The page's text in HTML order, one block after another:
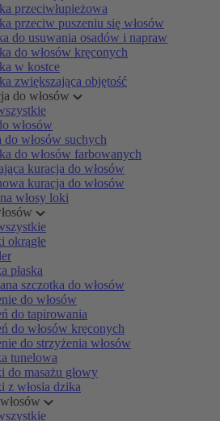
przeciwłupieżowa
przeciw puszeniu się włosów
do usuwania osadów i napraw
do włosów kręconych
w kostce
zwiększająca objętość
do włosów
włosów
do włosów suchych
do włosów farbowanych
kuracja do włosów
kuracja do włosów
włosy loki
okrągłe
płaska
szczotka do włosów
do włosów
do tapirowania
do włosów kręconych
do strzyżenia włosów
tunelowa
do masażu głowy
z włosia dzika